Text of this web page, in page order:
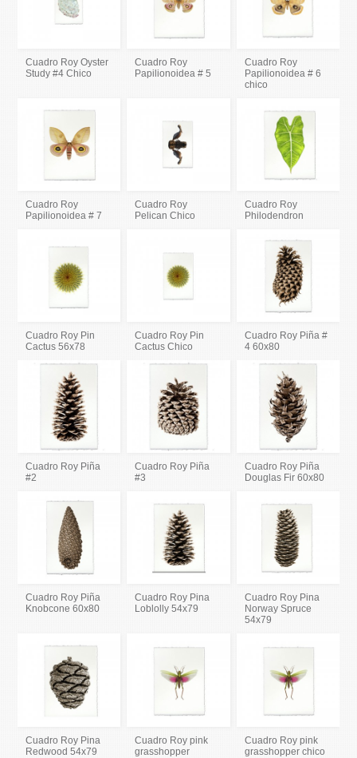
Cuadro Roy Oyster
Study #4 Chico
Cuadro Roy
Papilionoidea # 5
Cuadro Roy
Papilionoidea # 6
chico
Cuadro Roy
Papilionoidea # 7
Cuadro Roy
Pelican Chico
Cuadro Roy
Philodendron
Cuadro Roy Pin
Cactus 56x78
Cuadro Roy Pin
Cactus Chico
Cuadro Roy Piña #
4 60x80
Cuadro Roy Piña
#2
Cuadro Roy Piña
#3
Cuadro Roy Piña
Douglas Fir 60x80
Cuadro Roy Piña
Knobcone 60x80
Cuadro Roy Pina
Loblolly 54x79
Cuadro Roy Pina
Norway Spruce
54x79
Cuadro Roy Pina
Redwood 54x79
Cuadro Roy pink
grasshopper
Cuadro Roy pink
grasshopper chico